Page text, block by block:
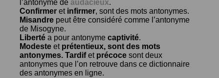
l’antonyme de audacieux.
Confirmer et infirmer, sont des mots antonymes.
Misandre peut être considéré comme l’antonyme
de Misogyne.
Liberté a pour antonyme captivité.
Modeste et prétentieux, sont des mots
antonymes. Tardifet précoce sont deux
antonymes que l’on retrouve dans ce dictionnaire
des antonymes en ligne.